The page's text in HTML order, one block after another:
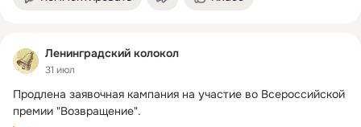
Ленинградский колокол
31 июл
Продлена заявочная кампания на участие во Всероссийской
премии "Возвращение".